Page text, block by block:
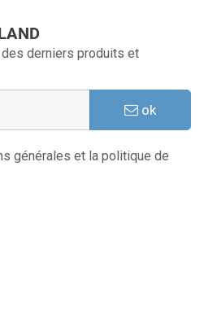
derniers produits et
ok
générales et la politique de